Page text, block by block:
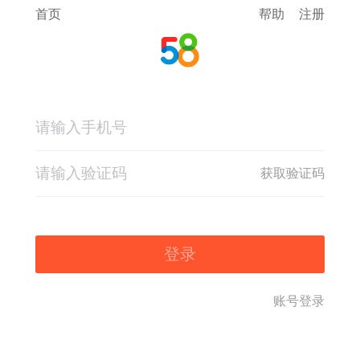
首页 帮助 注册
获取验证码
登录
账号登录